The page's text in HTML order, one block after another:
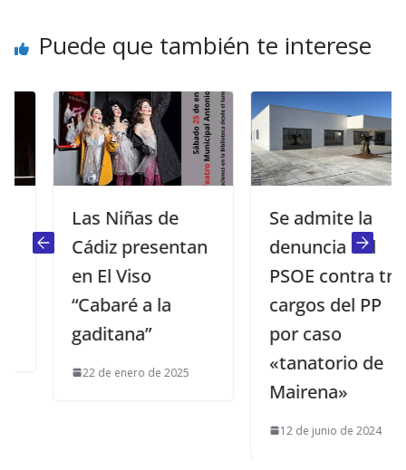
Puede que también te interese
Las Niñas de
Cádiz presentan
en El Viso
“Cabaré a la
gaditana”
22 de enero de 2025
Se admite la
denuncia del
PSOE contra tres
cargos del PP
por caso
«tanatorio de
Mairena»
12 de junio de 2024